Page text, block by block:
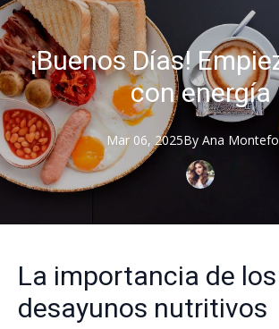
¡Buenos Días!
con energía
Mar 06, 2025By Ana
La importancia de los
desayunos nutritivos